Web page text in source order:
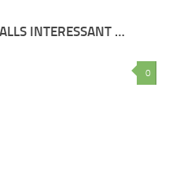
INTERESSANT …
0